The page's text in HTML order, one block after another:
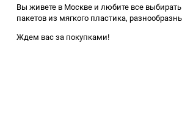
Вы живете в Москве и любите все
пакетов из мягкого пластика,
Ждем вас за покупками!